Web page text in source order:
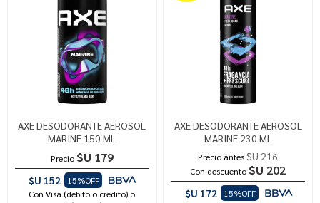
AXE DESODORANTE AEROSOL
MARINE 150 ML
Precio $U 179
$U 152
15%OFF
Con Visa (débito o crédito) o
AXE DESODORANTE AEROSOL
MARINE 230 ML
Precio antes$U 216
Con descuento $U 202
$U 172
15%OFF